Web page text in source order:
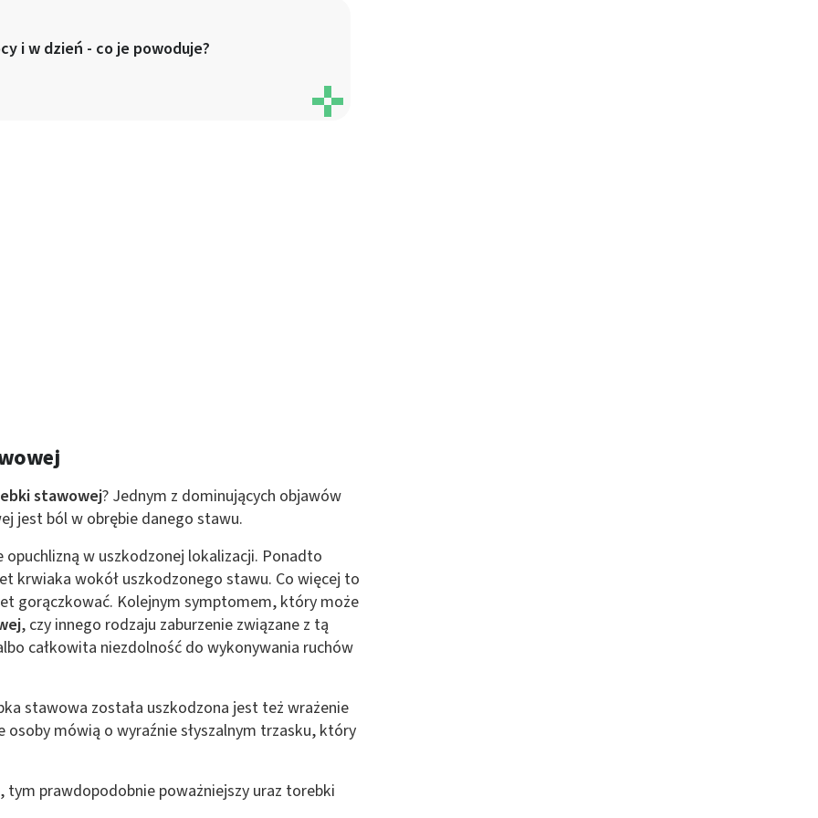
i w dzień - co je powoduje?
stawowej? Jednym z dominujących objawów
jest ból w obrębie danego stawu.
w uszkodzonej lokalizacji. Ponadto
krwiaka wokół uszkodzonego stawu. Co więcej to
gorączkować. Kolejnym symptomem, który może
, czy innego rodzaju zaburzenie związane z tą
całkowita niezdolność do wykonywania ruchów
stawowa została uszkodzona jest też wrażenie
mówią o wyraźnie słyszalnym trzasku, który
tym prawdopodobnie poważniejszy uraz torebki
źródeł